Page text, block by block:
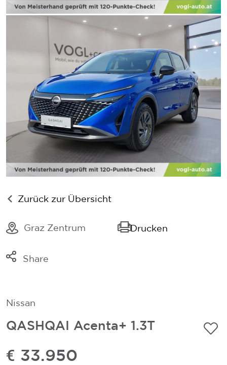
Zurück zur Übersicht
Graz Zentrum Drucken
Share
Nissan
QASHQAI Acenta+ 1.3T
€ 33.950